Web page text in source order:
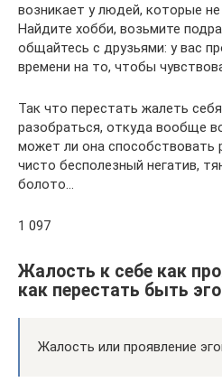
возникает у людей, которые
Найдите хобби, возьмите
общайтесь с друзьями: у вас
времени на то, чтобы
Так что перестать жалеть
разобраться, откуда вообще
может ли она способствовать
чисто бесполезный негатив,
болото…
1 097
Жалость к себе как
как перестать быть
Жалость или проявление